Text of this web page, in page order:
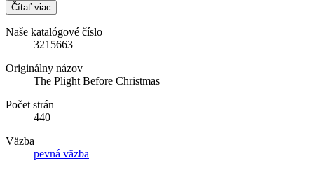
Čítať viac
Naše katalógové číslo
3215663
Originálny názov
The Plight Before Christmas
Počet strán
440
Väzba
pevná väzba